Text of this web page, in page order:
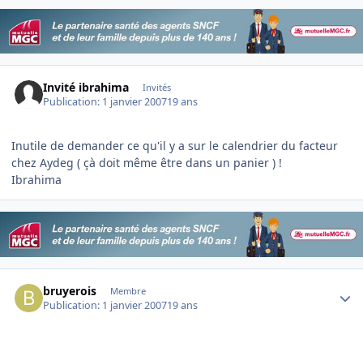
Invité ibrahima Invités
Publication: 1 janvier 200719 ans
Inutile de demander ce qu'il y a sur le calendrier du facteur
chez Aydeg ( çà doit même être dans un panier ) !
Ibrahima
bruyerois Membre
Publication: 1 janvier 200719 ans